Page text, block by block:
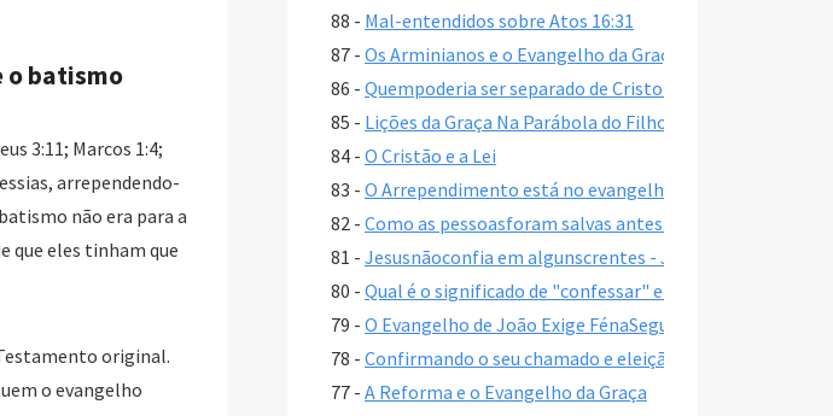
o batismo
3:11; Marcos 1:4;
arrependendo-
não era para a
que eles tinham que
original.
o evangelho
88 - Mal-entendidos sobre Atos 16:31
87 - Os Arminianos e o Evangelho da Graça
86 - Quempoderia ser separado de Cristo em Romanos 11:22?
85 - Lições da Graça Na Parábola do Filho Pródigo, Lucas
84 - O Cristão e a Lei
83 - O Arrependimento está no evangelho de João?
82 - Como as pessoasforam salvas antes da morte e
81 - Jesusnãoconfia em algunscrentes - João 2:23-25
80 - Qual é o significado de "confessar" em Romanos 10:9-10?
79 - O Evangelho de João Exige FénaSegurança Eterna para
78 - Confirmando o seu chamado e eleição - 2 Pedro 1:10-11
77 - A Reforma e o Evangelho da Graça